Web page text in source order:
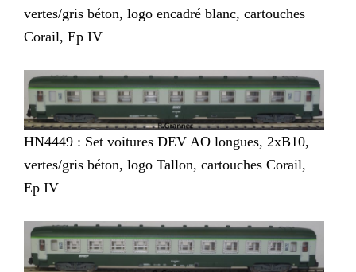
vertes/gris béton, logo encadré blanc, cartouches
Corail, Ep IV
HN4449 : Set voitures DEV AO longues, 2xB10,
vertes/gris béton, logo Tallon, cartouches Corail,
Ep IV